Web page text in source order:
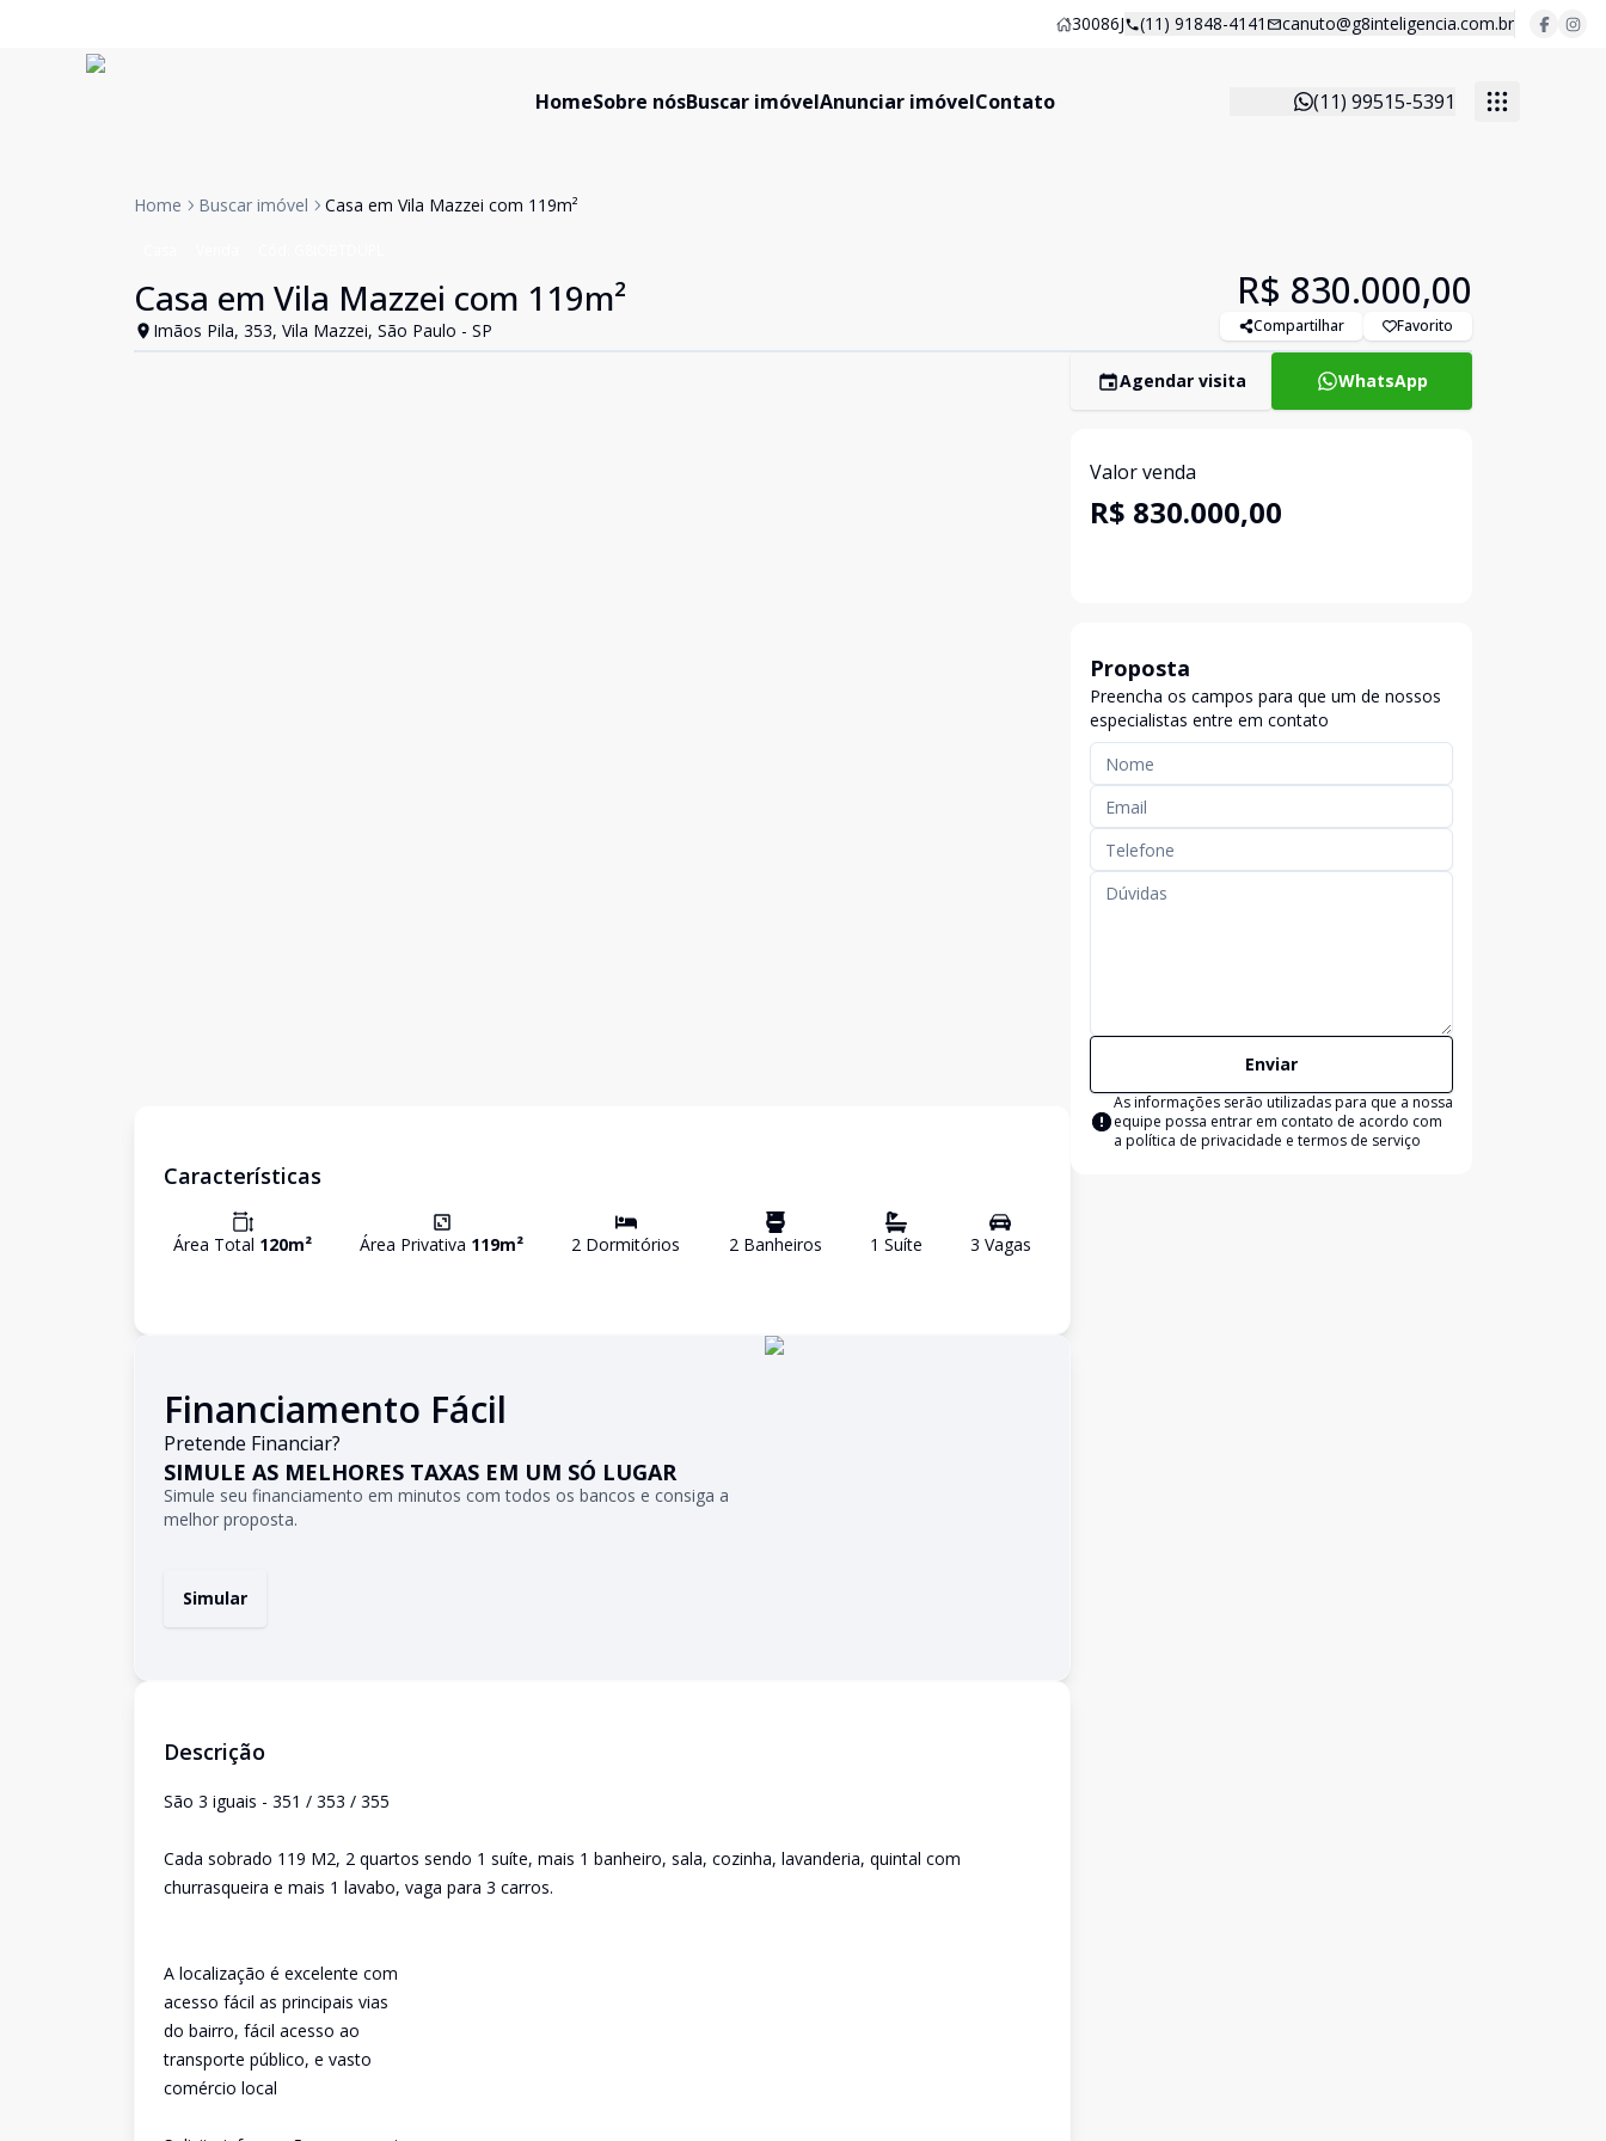
30086J (11) 91848-4141 canuto@g8inteligencia.com.br
HomeSobre nósBuscar imóvelAnunciar imóvelContato (11) 99515-5391
Home Buscar imóvel Casa em Vila Mazzei com 119m²
Casa em Vila Mazzei com 119m²
Imãos Pila, 353, Vila Mazzei, São Paulo - SP
R$ 830.000,00
Compartilhar Favorito
Características
Área Total 120m² Área Privativa 119m² 2 Dormitórios 2Banheiros 1 Suíte 3 Vagas
Financiamento Fácil
Pretende Financiar?
SIMULE AS MELHORES TAXAS EM UM SÓ LUGAR
Simule seu financiamento em minutos com todos os bancos e consiga a
melhor proposta.
Simular
Descrição
São 3 iguais - 351 / 353 / 355
Cada sobrado 119 M2, 2 quartos sendo 1 suíte, mais 1 banheiro, sala, cozinha, lavanderia, quintal com
churrasqueira e mais 1 lavabo, vaga para 3 carros.
A localização é excelente com
acesso fácil as principais vias
do bairro, fácil acesso ao
transporte público, e vasto
comércio local
Agendar visita WhatsApp
Valor venda
R$ 830.000,00
Proposta
Preencha os campos para que um de nossos
especialistas entre em contato
Enviar
As informações serão utilizadas para que a nossa
equipe possa entrar em contato de acordo com
a política de privacidade e termos de serviço